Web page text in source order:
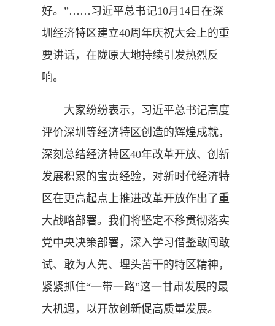
好。”……习近平总书记10月14日在深
圳经济特区建立40周年庆祝大会上的重
要讲话，在陇原大地持续引发热烈反
响。
大家纷纷表示，习近平总书记高度
评价深圳等经济特区创造的辉煌成就，
深刻总结经济特区40年改革开放、创新
发展积累的宝贵经验，对新时代经济特
区在更高起点上推进改革开放作出了重
大战略部署。我们将坚定不移贯彻落实
党中央决策部署，深入学习借鉴敢闯敢
试、敢为人先、埋头苦干的特区精神，
紧紧抓住“一带一路”这一甘肃发展的最
大机遇，以开放创新促高质量发展。